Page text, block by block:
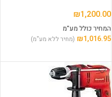
₪1,200.00
המחיר כולל מע"מ
₪1,016.95 (מחיר ללא מע"מ)